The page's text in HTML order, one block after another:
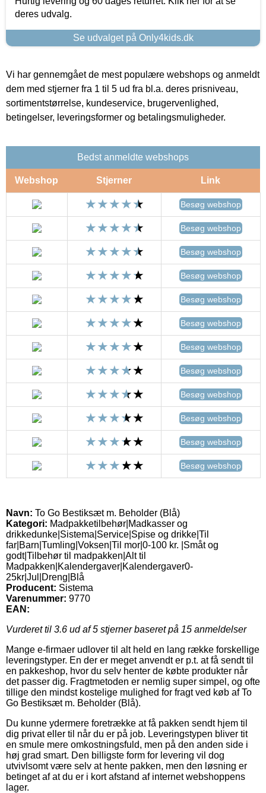
deres udvalg.
Se udvalget på Only4kids.dk
Vi har gennemgået de mest populære webshops og anmeldt
dem med stjerner fra 1 til 5 ud fra bl.a. deres prisniveau,
sortimentstørrelse, kundeservice, brugervenlighed,
betingelser, leveringsformer og betalingsmuligheder.
Bedst anmeldte webshops
Webshop Stjerner Link
Besøg webshop
Besøg webshop
Besøg webshop
Besøg webshop
Besøg webshop
Besøg webshop
Besøg webshop
Besøg webshop
Besøg webshop
Besøg webshop
Besøg webshop
Besøg webshop
Navn: To Go Bestiksæt m. Beholder (Blå)
Kategori: Madpakketilbehør|Madkasser og
drikkedunke|Sistema|Service|Spise og drikke|Til
far|Barn|Tumling|Voksen|Til mor|0-100 kr. |Småt og
godt|Tilbehør til madpakken|Alt til
Madpakken|Kalendergaver|Kalendergaver0-
25kr|Jul|Dreng|Blå
Producent: Sistema
Varenummer: 9770
EAN:
Vurderet til 3.6 ud af 5 stjerner baseret på 15 anmeldelser
Mange e-firmaer udlover til alt held en lang række forskellige
leveringstyper. En der er meget anvendt er p.t. at få sendt til
en pakkeshop, hvor du selv henter de købte produkter når
det passer dig. Fragtmetoden er nemlig super simpel, og ofte
tillige den mindst kostelige mulighed for fragt ved køb af To
Go Bestiksæt m. Beholder (Blå).
Du kunne ydermere foretrække at få pakken sendt hjem til
dig privat eller til når du er på job. Leveringstypen bliver tit
en smule mere omkostningsfuld, men på den anden side i
høj grad smart. Den billigste form for levering vil dog
utvivlsomt være selv at hente pakken, men den løsning er
betinget af at du er i kort afstand af internet webshoppens
lager.